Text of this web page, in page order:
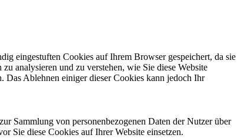
eingestuften Cookies auf Ihrem Browser gespeichert, da sie
analysieren und zu verstehen, wie Sie diese Website
Das Ablehnen einiger dieser Cookies kann jedoch Ihr
Sammlung von personenbezogenen Daten der Nutzer über
Sie diese Cookies auf Ihrer Website einsetzen.